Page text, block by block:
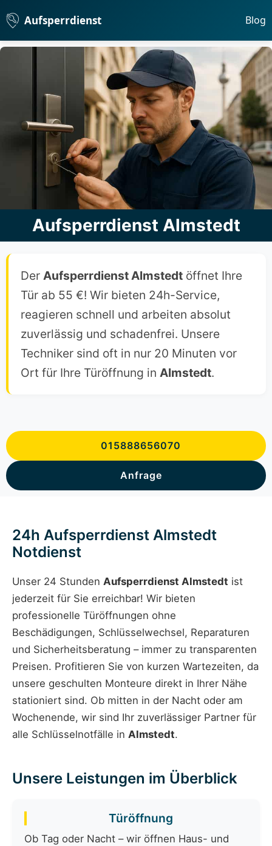
Aufsperrdienst Blog
Aufsperrdienst Almstedt
Der Aufsperrdienst Almstedt öffnet Ihre
Tür ab 55 €! Wir bieten 24h-Service,
reagieren schnell und arbeiten absolut
zuverlässig und schadenfrei. Unsere
Techniker sind oft in nur 20 Minuten vor
Ort für Ihre Türöffnung in Almstedt.
015888656070
Anfrage
24h Aufsperrdienst Almstedt
Notdienst
Unser 24 Stunden Aufsperrdienst Almstedt ist
jederzeit für Sie erreichbar! Wir bieten
professionelle Türöffnungen ohne
Beschädigungen, Schlüsselwechsel, Reparaturen
und Sicherheitsberatung – immer zu transparenten
Preisen. Profitieren Sie von kurzen Wartezeiten, da
unsere geschulten Monteure direkt in Ihrer Nähe
stationiert sind. Ob mitten in der Nacht oder am
Wochenende, wir sind Ihr zuverlässiger Partner für
alle Schlüsselnotfälle in Almstedt.
Unsere Leistungen im Überblick
Türöffnung
Ob Tag oder Nacht – wir öffnen Haus- und